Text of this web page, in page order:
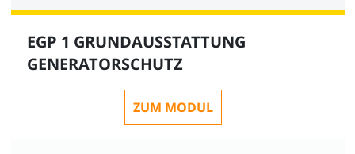
EGP 1 GRUNDAUSSTATTUNG
GENERATORSCHUTZ
ZUM MODUL